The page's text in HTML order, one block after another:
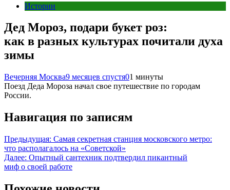
Истории
Дед Мороз, подари букет роз:
как в разных культурах почитали духа
зимы
Вечерняя Москва9 месяцев спустя01 минуты
Поезд Деда Мороза начал свое путешествие по городам
России.
Навигация по записям
Предыдущая: Самая секретная станция московского метро:
что располагалось на «Советской»
Далее: Опытный сантехник подтвердил пикантный
миф о своей работе